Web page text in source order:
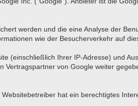
werden und die eine Analyse der
wie der Besucherverkehr auf
(einschließlich Ihrer IP-Adresse) und
von Google weiter
hat ein berechtigtes